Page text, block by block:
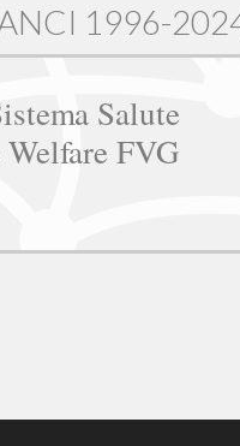
1996-
Salute
Welfare FVG